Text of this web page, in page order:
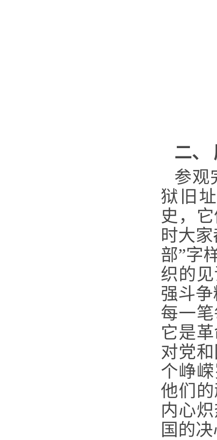
二、
参观
狱旧
史，
时大
部”字
织的
强斗
每一
它是
对党
个峥
他们
内心
国的